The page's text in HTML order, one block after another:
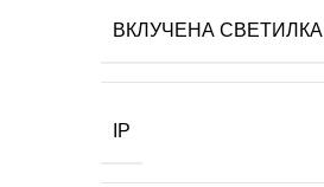
ВКЛУЧЕНА СВЕТИЛКА
IP